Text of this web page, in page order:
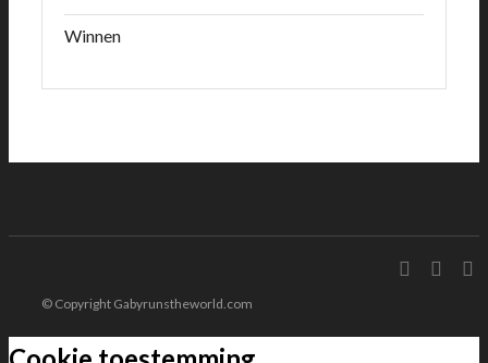
Winnen
© Copyright Gabyrunstheworld.com